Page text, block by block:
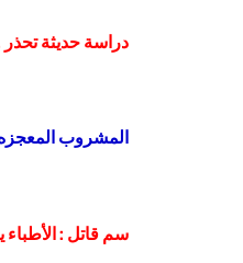
دراسة حديثة تحذر
المشروب
سم قاتل :